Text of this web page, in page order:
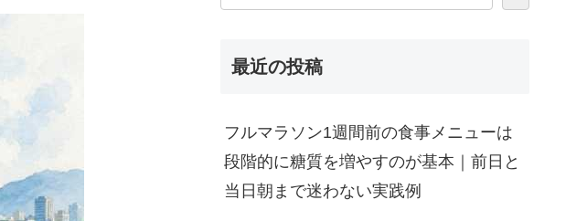
最近の投稿
フルマラソン1週間前の食事メニューは
段階的に糖質を増やすのが基本｜前日と
当日朝まで迷わない実践例